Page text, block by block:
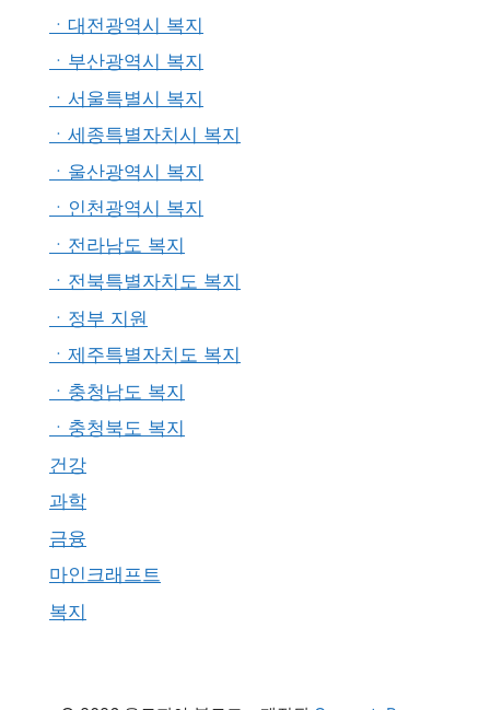
ㆍ대전광역시 복지
ㆍ부산광역시 복지
ㆍ서울특별시 복지
ㆍ세종특별자치시 복지
ㆍ울산광역시 복지
ㆍ인천광역시 복지
ㆍ전라남도 복지
ㆍ전북특별자치도 복지
ㆍ정부 지원
ㆍ제주특별자치도 복지
ㆍ충청남도 복지
ㆍ충청북도 복지
건강
과학
금융
마인크래프트
복지